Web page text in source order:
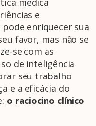
e
enriquecer sua
favor, mas não se
se com as
de inteligência
seu trabalho
e a eficácia do
o raciocino clínico